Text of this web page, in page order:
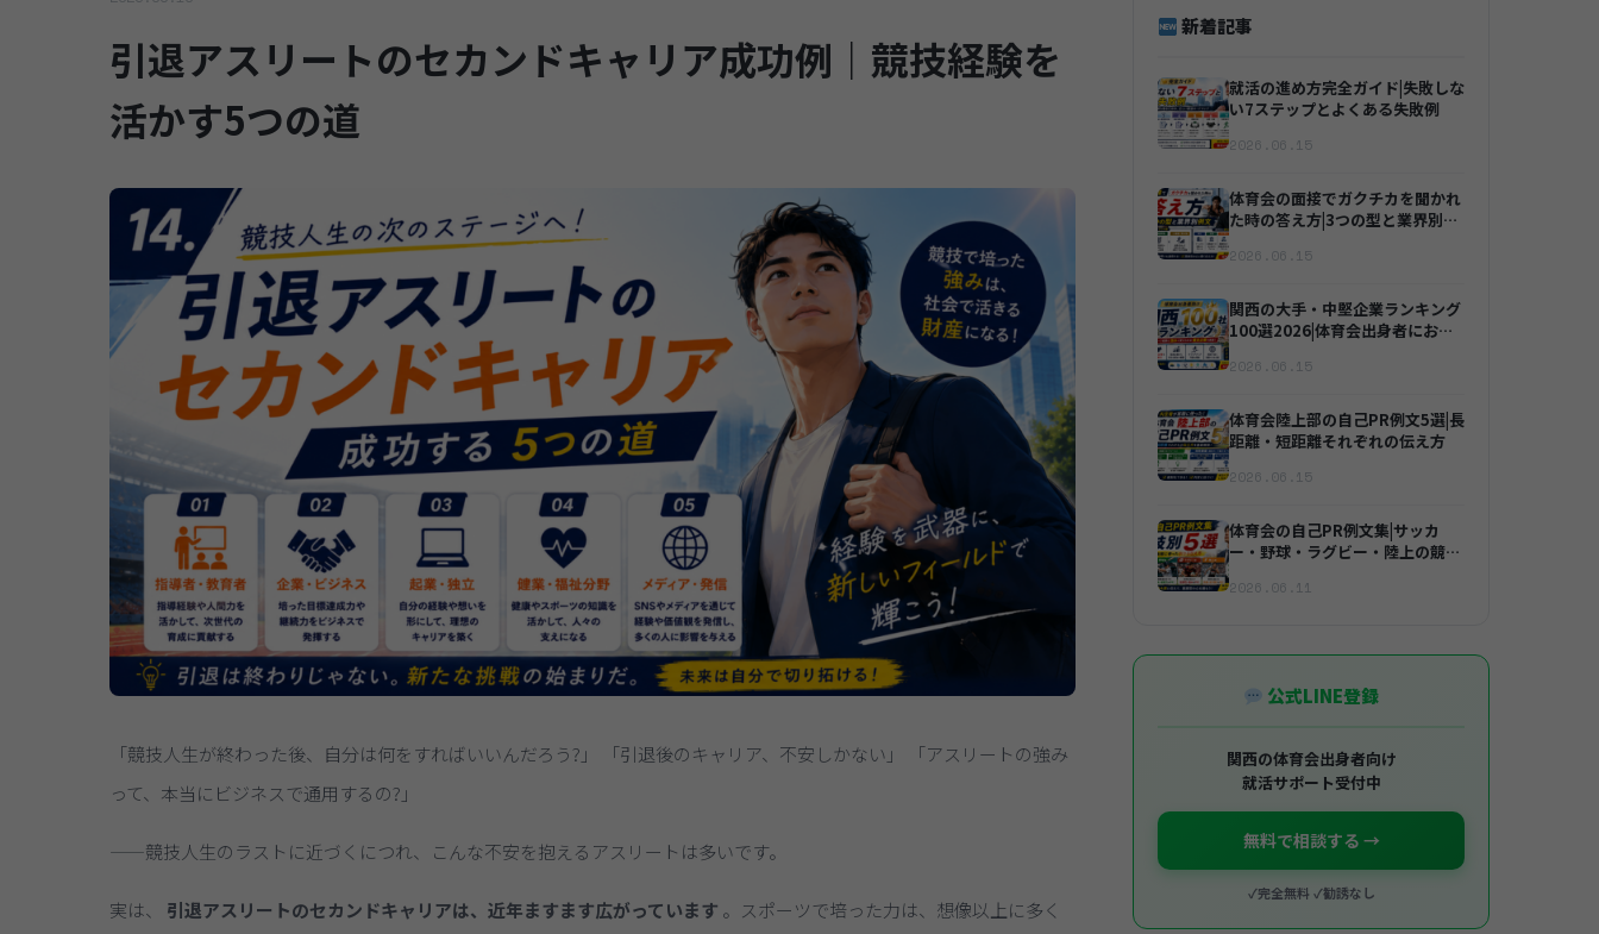
引退アスリートのセカンドキャリア成功例｜競技経験を
活かす5つの道
「競技人生が終わった後、自分は何をすればいいんだろう?」 「引退後のキャリア、不安しかない」 「アスリートの強み
って、本当にビジネスで通用するの?」
——競技人生のラストに近づくにつれ、こんな不安を抱えるアスリートは多いです。
実は、 引退アスリートのセカンドキャリアは、近年ますます広がっています 。スポーツで培った力は、想像以上に多く
新着記事
就活の進め方完全ガイド|失敗しな
い7ステップとよくある失敗例
2026.06.15
体育会の面接でガクチカを聞かれ
た時の答え方|3つの型と業界別例
2026.06.15
関西の大手・中堅企業ランキング
100選2026|体育会出身者におす
2026.06.15
体育会陸上部の自己PR例文5選|長
距離・短距離それぞれの伝え方
2026.06.15
体育会の自己PR例文集|サッカ
ー・野球・ラグビー・陸上の競技
2026.06.11
公式LINE登録
関西の体育会出身者向け
就活サポート受付中
無料で相談する →
✓完全無料 ✓勧誘なし